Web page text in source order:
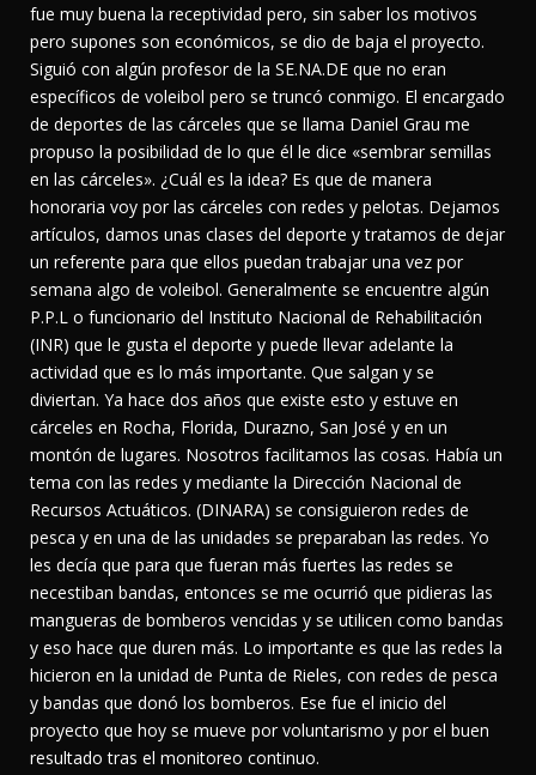
fue muy buena la receptividad pero, sin saber los motivos
pero supones son económicos, se dio de baja el proyecto.
Siguió con algún profesor de la SE.NA.DE que no eran
específicos de voleibol pero se truncó conmigo. El encargado
de deportes de las cárceles que se llama Daniel Grau me
propuso la posibilidad de lo que él le dice «sembrar semillas
en las cárceles». ¿Cuál es la idea? Es que de manera
honoraria voy por las cárceles con redes y pelotas. Dejamos
artículos, damos unas clases del deporte y tratamos de dejar
un referente para que ellos puedan trabajar una vez por
semana algo de voleibol. Generalmente se encuentre algún
P.P.L o funcionario del Instituto Nacional de Rehabilitación
(INR) que le gusta el deporte y puede llevar adelante la
actividad que es lo más importante. Que salgan y se
diviertan. Ya hace dos años que existe esto y estuve en
cárceles en Rocha, Florida, Durazno, San José y en un
montón de lugares. Nosotros facilitamos las cosas. Había un
tema con las redes y mediante la Dirección Nacional de
Recursos Actuáticos. (DINARA) se consiguieron redes de
pesca y en una de las unidades se preparaban las redes. Yo
les decía que para que fueran más fuertes las redes se
necestiban bandas, entonces se me ocurrió que pidieras las
mangueras de bomberos vencidas y se utilicen como bandas
y eso hace que duren más. Lo importante es que las redes la
hicieron en la unidad de Punta de Rieles, con redes de pesca
y bandas que donó los bomberos. Ese fue el inicio del
proyecto que hoy se mueve por voluntarismo y por el buen
resultado tras el monitoreo continuo.